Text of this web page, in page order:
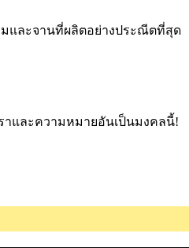
และจานที่ผลิตอย่างประณีตที่สุด
าและความหมายอันเป็นมงคลนี้!